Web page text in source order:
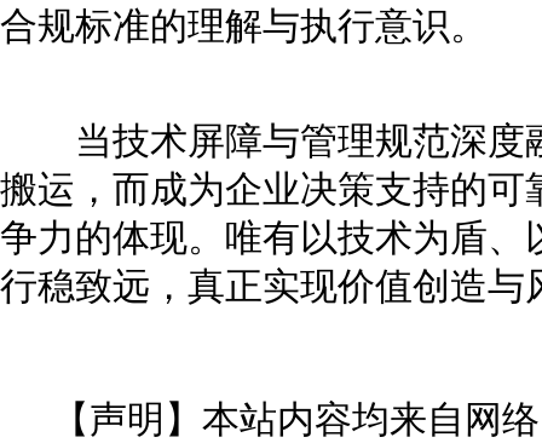
合规标准的理解与执行意识。
当技术屏障与管理规范深度
搬运，而成为企业决策支持的
争力的体现。唯有以技术为盾
行稳致远，真正实现价值创造与
【声明】本站内容均来自网